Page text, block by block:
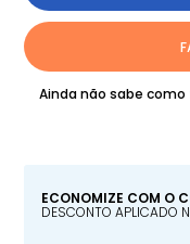
Ainda não sabe
ECONOMIZE COM O
DESCONTO APLICADO